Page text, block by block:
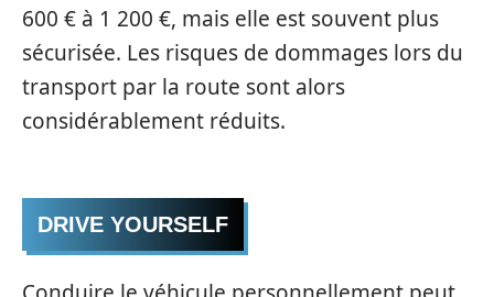
600 € à 1 200 €, mais elle est souvent plus
sécurisée. Les risques de dommages lors du
transport par la route sont alors
considérablement réduits.
DRIVE YOURSELF